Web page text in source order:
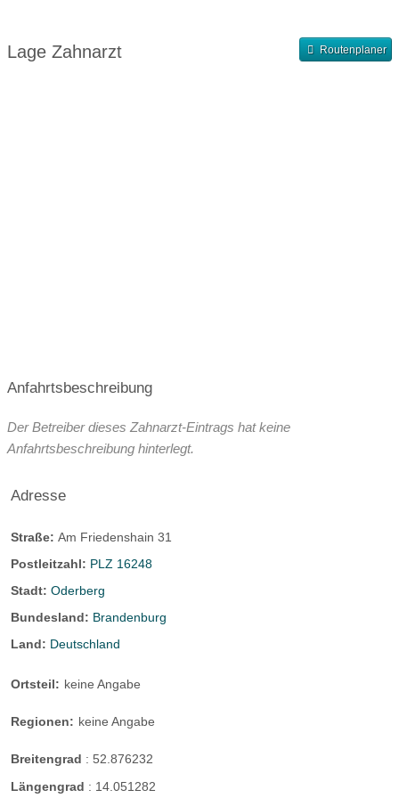
Samstagssprechstunde
Lage Zahnarzt Routenplaner
Anfahrtsbeschreibung
Der Betreiber dieses Zahnarzt-Eintrags hat keine
Anfahrtsbeschreibung hinterlegt.
Adresse
Straße: Am Friedenshain 31
Postleitzahl: PLZ 16248
Stadt: Oderberg
Bundesland: Brandenburg
Land: Deutschland
Ortsteil: keine Angabe
Regionen: keine Angabe
Breitengrad : 52.876232
Längengrad : 14.051282